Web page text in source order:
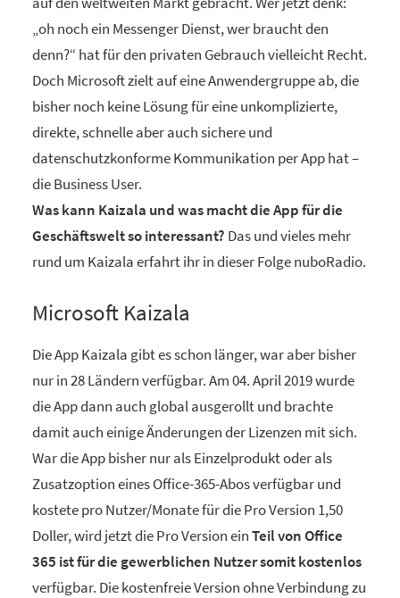
„oh noch ein Messenger Dienst, wer braucht den
denn?“ hat für den privaten Gebrauch vielleicht Recht.
Doch Microsoft zielt auf eine Anwendergruppe ab, die
bisher noch keine Lösung für eine unkomplizierte,
direkte, schnelle aber auch sichere und
datenschutzkonforme Kommunikation per App hat –
die Business User.
Was kann Kaizala und was macht die App für die
Geschäftswelt so interessant? Das und vieles mehr
rund um Kaizala erfahrt ihr in dieser Folge nuboRadio.
Microsoft Kaizala
Die App Kaizala gibt es schon länger, war aber bisher
nur in 28 Ländern verfügbar. Am 04. April 2019 wurde
die App dann auch global ausgerollt und brachte
damit auch einige Änderungen der Lizenzen mit sich.
War die App bisher nur als Einzelprodukt oder als
Zusatzoption eines Office-365-Abos verfügbar und
kostete pro Nutzer/Monate für die Pro Version 1,50
Doller, wird jetzt die Pro Version einTeil von Office
365 ist für die gewerblichen Nutzer somit kostenlos
verfügbar. Die kostenfreie Version ohne Verbindung zu